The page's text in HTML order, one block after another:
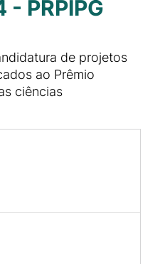
PRPIPG
de projetos
ao Prêmio
ciências